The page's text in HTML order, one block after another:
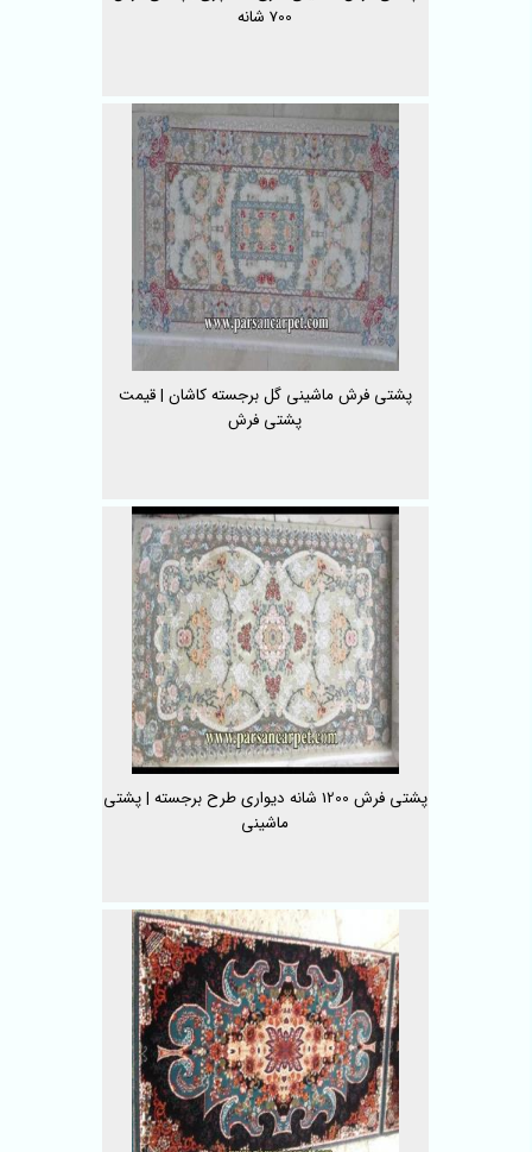
700 شانه
پشتی فرش ماشینی گل برجسته کاشان | قیمت
پشتی فرش
پشتی فرش 1200 شانه دیواری طرح برجسته | پشتی
ماشینی